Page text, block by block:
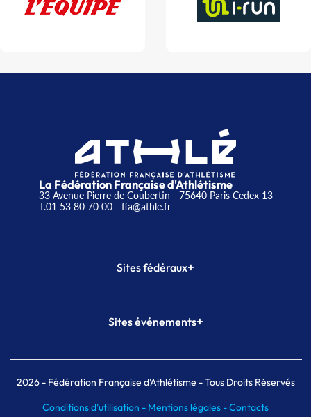
La Fédération Française d'Athlétisme
33 Avenue Pierre de Coubertin - 75640 Paris Cedex 13
T.01 53 80 70 00- ffa@athle.fr
Sites fédéraux+
Plateforme Formation
Sites événements+
Meeting de Paris indoor
MAIF Ekiden de Paris
2026- Fédération Française d'Athlétisme - Tous Droits Réservés
Conditions d'utilisation - Mentions légales -Contacts